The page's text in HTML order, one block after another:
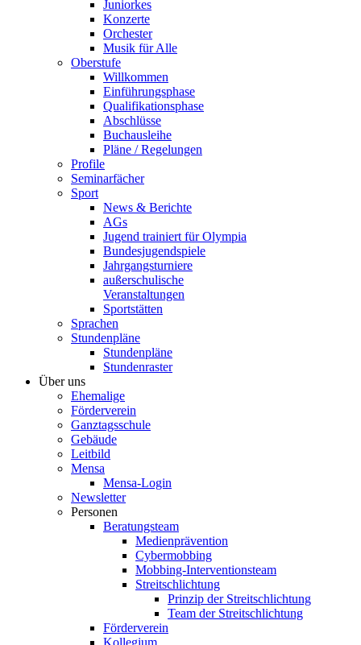
Juniorkes
Konzerte
Orchester
Musik für Alle
Oberstufe
Willkommen
Einführungsphase
Qualifikationsphase
Abschlüsse
Buchausleihe
Pläne / Regelungen
Profile
Seminarfächer
Sport
News & Berichte
AGs
Jugend trainiert für Olympia
Bundesjugendspiele
Jahrgangsturniere
außerschulische
Veranstaltungen
Sportstätten
Sprachen
Stundenpläne
Stundenpläne
Stundenraster
Über uns
Ehemalige
Förderverein
Ganztagsschule
Gebäude
Leitbild
Mensa
Mensa-Login
Newsletter
Personen
Beratungsteam
Medienprävention
Cybermobbing
Mobbing-Interventionsteam
Streitschlichtung
Prinzip der Streitschlichtung
Team der Streitschlichtung
Förderverein
Kollegium